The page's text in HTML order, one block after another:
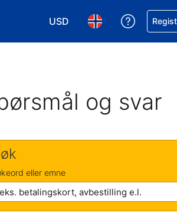
USD
Velg valuta. Du har valgt
Velg språk. Du
Få
og svar
eller emne